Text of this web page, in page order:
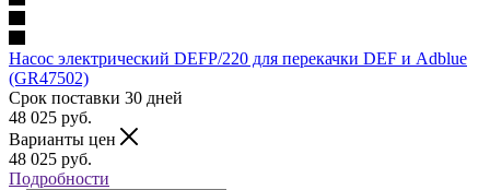
Насос электрический DEFP/220 для перекачки DEF и Adblue
(GR47502)
Срок поставки 30 дней
48 025 руб.
Варианты цен
48 025 руб.
Подробности